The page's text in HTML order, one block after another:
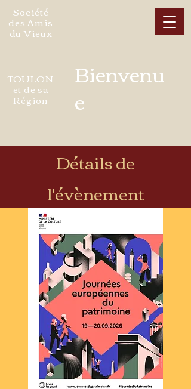
Société
des Amis
du Vieux
TOULON
et de sa
Région
Bienvenu
e
Détails de
l'évènement